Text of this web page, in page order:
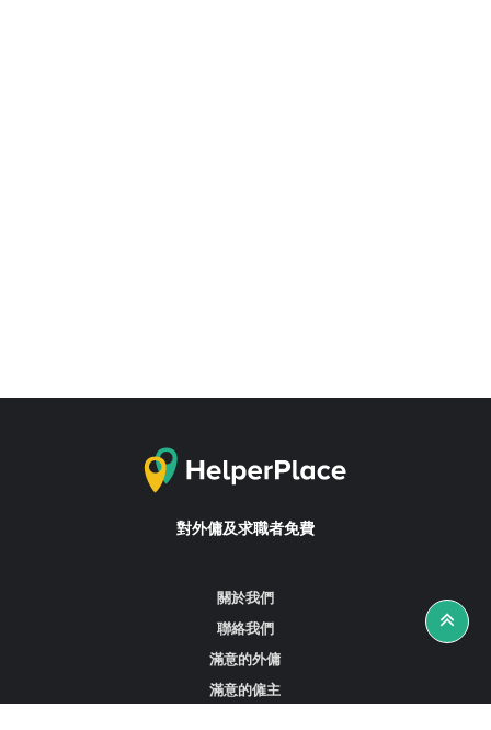
對外傭及求職者免費
關於我們
聯絡我們
滿意的外傭
滿意的僱主